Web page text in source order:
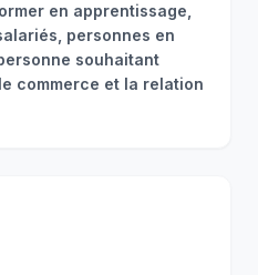
en apprentissage,
personnes en
souhaitant
commerce et la relation